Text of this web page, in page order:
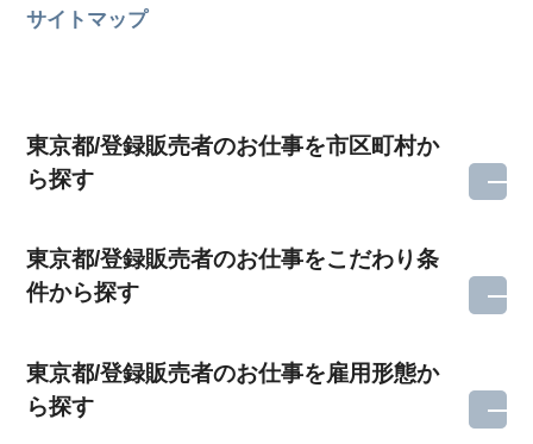
サイトマップ
東京都/登録販売者のお仕事を市区町村か
ら探す
東京都/登録販売者のお仕事をこだわり条
件から探す
東京都/登録販売者のお仕事を雇用形態か
ら探す